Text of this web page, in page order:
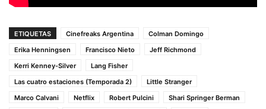
ETIQUETAS Cinefreaks Argentina
Colman Domingo
Erika Henningsen
Francisco Nieto
Jeff Richmond
Kerri Kenney-Silver
Lang Fisher
Las cuatro estaciones (Temporada 2)
Little Stranger
Marco Calvani
Netflix Robert Pulcini
Shari Springer Berman